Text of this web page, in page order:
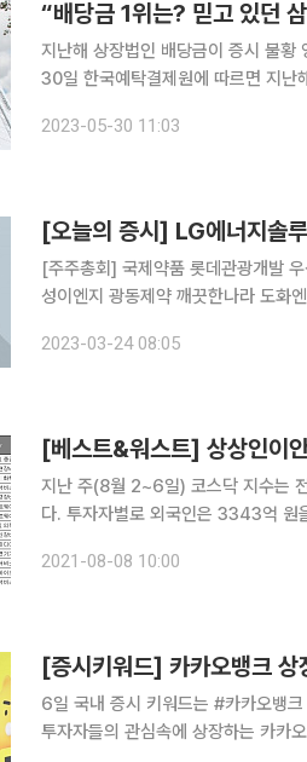
지난해 상장법인 배당금이 증시 불
30일 한국예탁결제원에 따르면 지난
상장법인 배당금은 2020년 34조
2023-05-30 11:03
[오늘의 증시] LG에너지솔
[주주총회] 국제약품 롯데관광개발
성이엔지 광동제약 깨끗한나라 도화
자 시디즈 풍산 삼양홀딩스 대원강업
2023-03-24 08:05
[베스트&워스트] 상상인이
지난 주(8월 2~6일) 코스닥 지수는
다. 투자자별로 외국인은 3343억 원
드에 따르면 상상인이안1호스팩은 전
2021-08-08 10:00
[증시키워드] 카카오뱅크
6일 국내 증시 키워드는 #카카오뱅크
투자자들의 관심속에 상장하는 카카